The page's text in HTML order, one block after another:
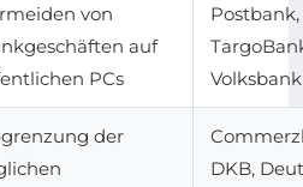
von
auf
PCs
Postbank,
Volksbank
der
DKB,